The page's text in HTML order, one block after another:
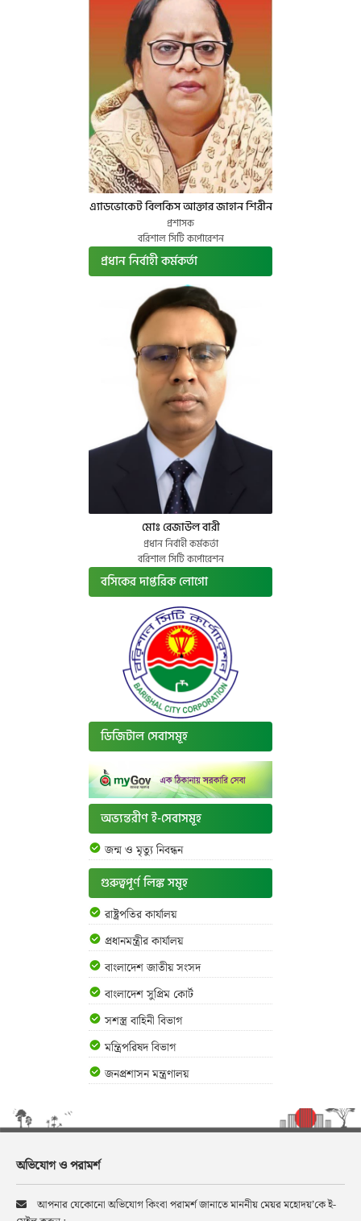
এ্যাডভোকেট বিলকিস আক্তার জাহান শিরীন
প্রশাসক
বরিশাল সিটি কর্পোরেশন
প্রধান নির্বাহী কর্মকর্তা
মোঃ রেজাউল বারী
প্রধান নির্বাহী কর্মকর্তা
বরিশাল সিটি কর্পোরেশন
বসিকের দাপ্তরিক লোগো
ডিজিটাল সেবাসমূহ
অভ্যন্তরীণ ই-সেবাসমূহ
জন্ম ও মৃত্যু নিবন্ধন
গুরুত্বপূর্ণ লিঙ্ক সমূহ
রাষ্ট্রপতির কার্যালয়
প্রধানমন্ত্রীর কার্যালয়
বাংলাদেশ জাতীয় সংসদ
বাংলাদেশ সুপ্রিম কোর্ট
সশস্ত্র বাহিনী বিভাগ
মন্ত্রিপরিষদ বিভাগ
জনপ্রশাসন মন্ত্রণালয়
অভিযোগ ও পরামর্শ
আপনার যেকোনো অভিযোগ কিংবা পরামর্শ জানাতে মাননীয় মেয়র মহোদয়’কে ই-